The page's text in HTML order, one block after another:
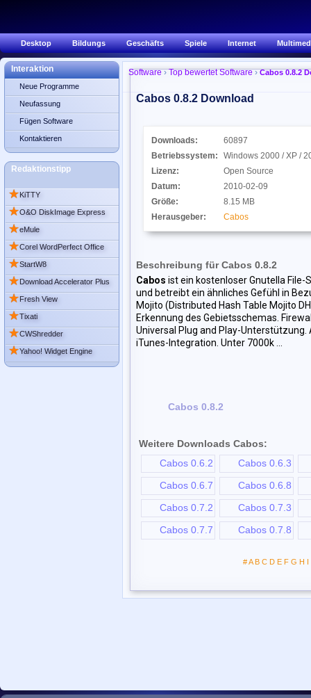
Desktop Bildungs Geschäfts Spiele Internet
Software ›Top bewertet Software ›Cabos 0.8.2
Cabos 0.8.2 Download
Downloads:
60897
Betriebssystem:
Windows 2000 / XP /
Lizenz:
Open Source
Datum:
2010-02-09
Größe:
8.15 MB
Herausgeber:
Cabos
Beschreibung für Cabos 0.8.2
Cabos ist ein kostenloser Gnutella
und betreibt ein ähnliches Gefühl in
Mojito (Distributed Hash Table Mojito
Erkennung des Gebietsschemas.
Universal Plug and Play-
iTunes-Integration. Unter 7000k ...
Cabos 0.8.2
Weitere Downloads Cabos:
Cabos 0.6.2
Cabos 0.6.3
Cabos 0.6.7
Cabos 0.6.8
Cabos 0.7.2
Cabos 0.7.3
Cabos 0.7.7
Cabos 0.7.8
#A B C D E F G H I
Interaktion
Neue Programme
Neufassung
Fügen Software
Kontaktieren
Redaktionstipp
★KiTTY
★O&O DiskImage Express
★eMule
★Corel WordPerfect Office
★StartW8
★Download Accelerator Plus
★Fresh View
★Tixati
★CWShredder
★Yahoo! Widget Engine